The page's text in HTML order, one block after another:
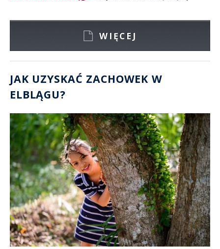
WIĘCEJ
JAK UZYSKAĆ ZACHOWEK W
ELBLĄGU?